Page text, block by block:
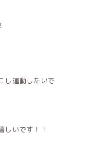
し運動したいで
しいです！！